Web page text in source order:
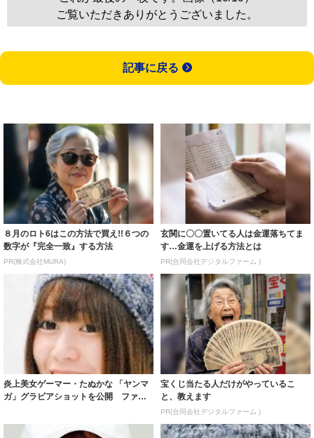
ご覧いただきありがとうございました。
記事に戻る
８月のロト6はこの方法で買え!!６つの
数字が『完全一致』する方法
PR(株式会社MURA)
玄関に〇〇置いてる人は金運落ちてま
す…金運を上げる方法とは
PR(合同会社デジタルファーム )
炎上美女ゲーマー・たぬかな 「ヤンマ
ガ」グラビアショットを公開 ファン
宝くじ当たる人だけがやっているこ
と、教えます
PR(合同会社デジタルファーム )